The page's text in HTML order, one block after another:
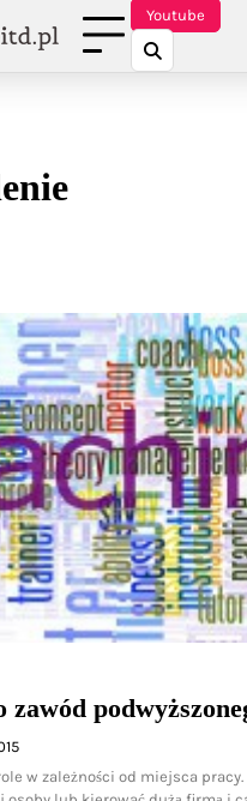
Youtube
zawód
w zależności od miejsca pracy.